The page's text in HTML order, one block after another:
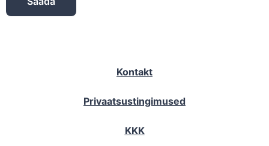
Kontakt
Privaatsustingimused
KKK